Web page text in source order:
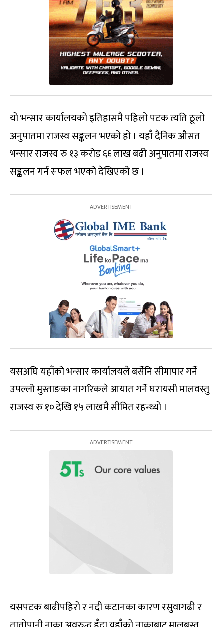
यो भन्सार कार्यालयको इतिहासमै पहिलो पटक त्यति ठूलो
अनुपातमा राजस्व सङ्कलन भएको हो । यहाँ दैनिक औसत
भन्सार राजस्व रु १३ करोड ६६ लाख बढी अनुपातमा राजस्व
सङ्कलन गर्न सफल भएको देखिएको छ ।
यसअघि यहाँको भन्सार कार्यालयले बर्सेनि सीमापार गर्ने
उपल्लो मुस्ताङका नागरिकले आयात गर्ने घरायसी मालवस्तु
राजस्व रु १० देखि १५ लाखमै सीमित रहन्थ्यो ।
यसपटक बाढीपहिरो र नदी कटानका कारण रसुवागढी र